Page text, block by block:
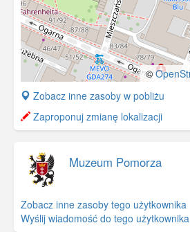
©
+
−
Zobacz inne zasoby w pobliżu
Zaproponuj zmianę lokalizacji
Muzeum Pomorza
Zobacz inne zasoby tego użytkownika
Wyślij wiadomość do tego użytkownika